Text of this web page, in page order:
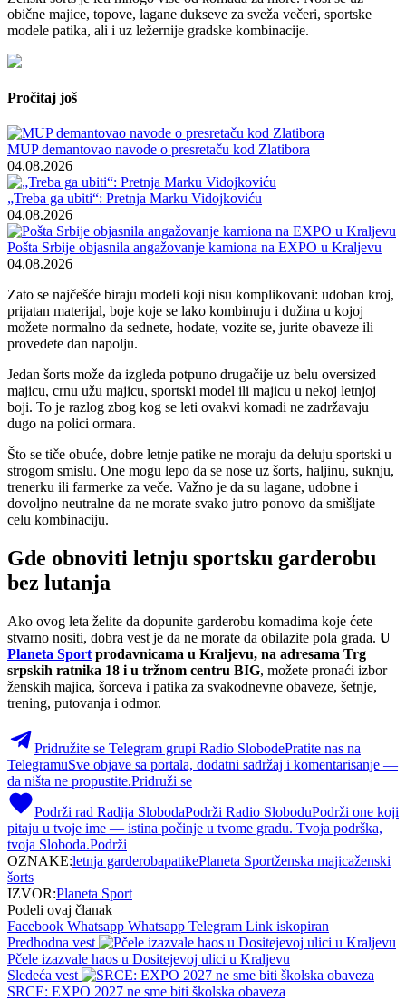
obične majice, topove, lagane dukseve za sveža večeri, sportske
modele patika, ali i uz ležernije gradske kombinacije.
Pročitaj još
MUP demantovao navode o presretaču kod Zlatibora
04.08.2026
„Treba ga ubiti“: Pretnja Marku Vidojkoviću
04.08.2026
Pošta Srbije objasnila angažovanje kamiona na EXPO u Kraljevu
04.08.2026
Zato se najčešće biraju modeli koji nisu komplikovani: udoban kroj,
prijatan materijal, boje koje se lako kombinuju i dužina u kojoj
možete normalno da sednete, hodate, vozite se, jurite obaveze ili
provedete dan napolju.
Jedan šorts može da izgleda potpuno drugačije uz belu oversized
majicu, crnu užu majicu, sportski model ili majicu u nekoj letnjoj
boji. To je razlog zbog kog se leti ovakvi komadi ne zadržavaju
dugo na polici ormara.
Što se tiče obuće, dobre letnje patike ne moraju da deluju sportski u
strogom smislu. One mogu lepo da se nose uz šorts, haljinu, suknju,
trenerku ili farmerke za veče. Važno je da su lagane, udobne i
dovoljno neutralne da ne morate svako jutro ponovo da smišljate
celu kombinaciju.
Gde obnoviti letnju sportsku garderobu
bez lutanja
Ako ovog leta želite da dopunite garderobu komadima koje ćete
stvarno nositi, dobra vest je da ne morate da obilazite pola grada. U
Planeta Sport prodavnicama u Kraljevu, na adresama Trg
srpskih ratnika 18 i u tržnom centru BIG, možete pronaći izbor
ženskih majica, šorceva i patika za svakodnevne obaveze, šetnje,
trening, putovanja i odmor.
Pridružite se Telegram grupi Radio SlobodePratite nas na
TelegramuSve objave sa portala, dodatni sadržaj i komentarisanje —
da ništa ne propustite.Pridruži se
Podrži rad Radija SlobodaPodrži Radio SloboduPodrži one koji
pitaju u tvoje ime — istina počinje u tvome gradu. Tvoja podrška,
tvoja Sloboda.Podrži
OZNAKE:letnja garderobapatikePlaneta Sportženska majicaženski
šorts
IZVOR:Planeta Sport
Podeli ovaj članak
Facebook Whatsapp Whatsapp Telegram Link iskopiran
Predhodna vest
Pčele izazvale haos u Dositejevoj ulici u Kraljevu
Sledeća vest
SRCE: EXPO 2027 ne sme biti školska obaveza